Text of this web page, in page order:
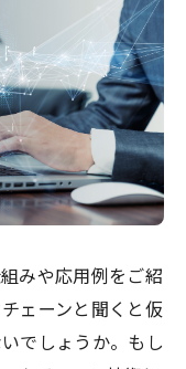
みや応用例をご紹
ェーンと聞くと仮
でしょうか。もし